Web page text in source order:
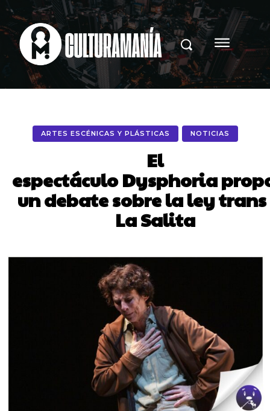
ARTES ESCÉNICAS Y PLÁSTICAS NOTICIAS
El
espectáculo Dysphoria
un debate sobre la ley trans
La Salita